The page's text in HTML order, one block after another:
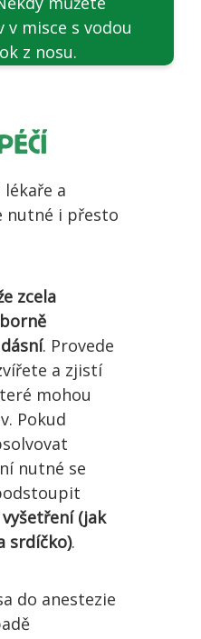
misce s vodou
z nosu.
a
nutné i přesto
zcela
. Provede
a zjistí
mohou
Pokud
nutné se
(jak
srdíčko).
do anestezie